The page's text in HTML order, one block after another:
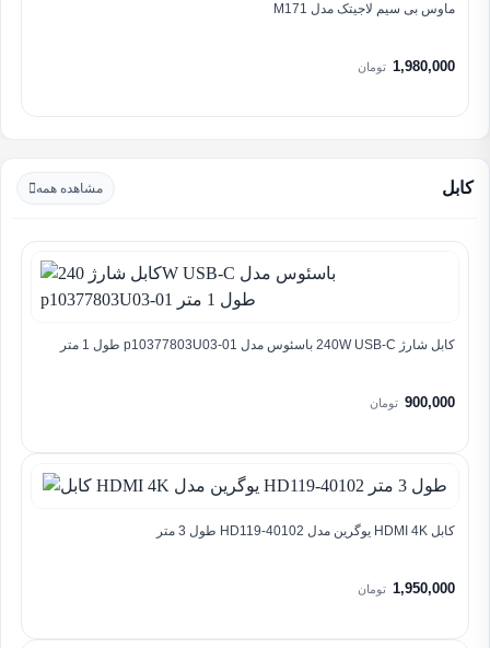
ماوس بی سیم لاجیتک مدل M171
1,980,000 تومان
کابل مشاهده همه
کابل شارژ 240W USB-C باسئوس مدل p10377803U03-01 طول 1 متر
900,000 تومان
کابل HDMI 4K یوگرین مدل HD119-40102 طول 3 متر
1,950,000 تومان